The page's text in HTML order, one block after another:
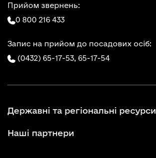
Прийом звернень:
0 800 216 433
Запис на прийом до посадових осіб:
(0432) 65-17-53, 65-17-54
Державні та регіональні ресурси
Наші партнери